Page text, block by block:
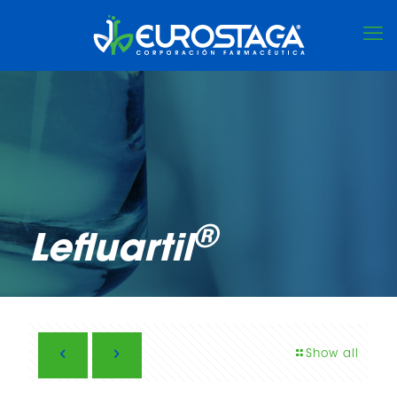
Lefluartil®
Show all